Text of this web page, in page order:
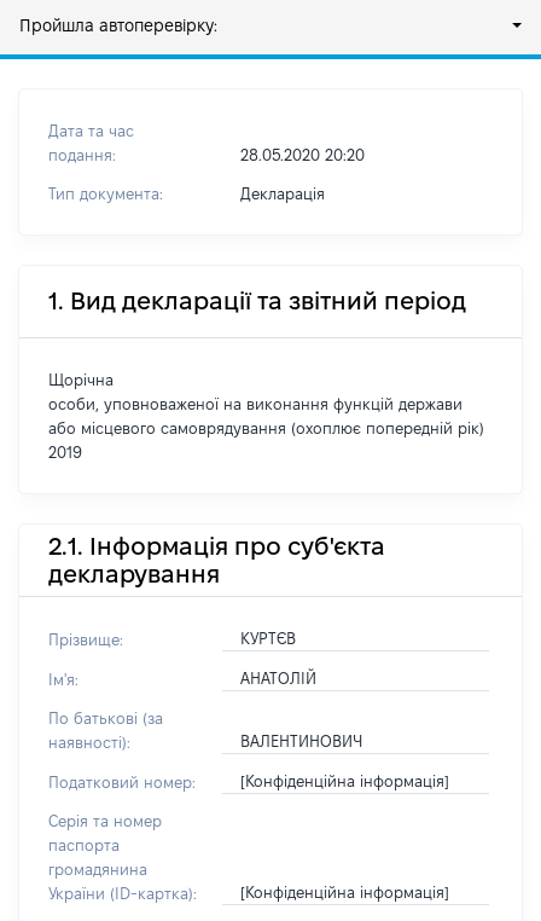
Пройшла автоперевірку:
Дата та час
подання:
28.05.2020 20:20
Тип документа: Декларація
1. Вид декларації та звітний період
Щорічна
особи, уповноваженої на виконання функцій держави
або місцевого самоврядування (охоплює попередній рік)
2019
2.1. Інформація про суб'єкта
декларування
Прізвище: КУРТЄВ
Ім'я: АНАТОЛІЙ
По батькові (за
наявності):
ВАЛЕНТИНОВИЧ
Податковий номер: [Конфіденційна інформація]
Серія та номер
паспорта
громадянина
України (ID-картка):
[Конфіденційна інформація]